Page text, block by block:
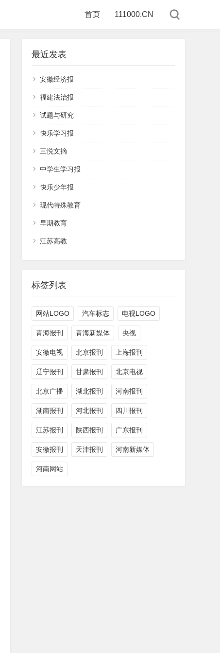
首页 111000.CN
最近发表
安徽经济报
福建法治报
试题与研究
快乐学习报
三悦文摘
中学生学习报
快乐少年报
现代特殊教育
早期教育
江苏高教
标签列表
网站LOGO 汽车标志 电视LOGO
青海报刊 青海新媒体 央视
安徽电视 北京报刊 上海报刊
辽宁报刊 甘肃报刊 北京电视
北京广播 湖北报刊 河南报刊
湖南报刊 河北报刊 四川报刊
江苏报刊 陕西报刊 广东报刊
安徽报刊 天津报刊 河南新媒体
河南网站